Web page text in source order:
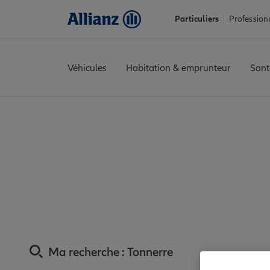
Particuliers
Véhicules Habitation & emprunteur
Ma recherche : Tonnerre